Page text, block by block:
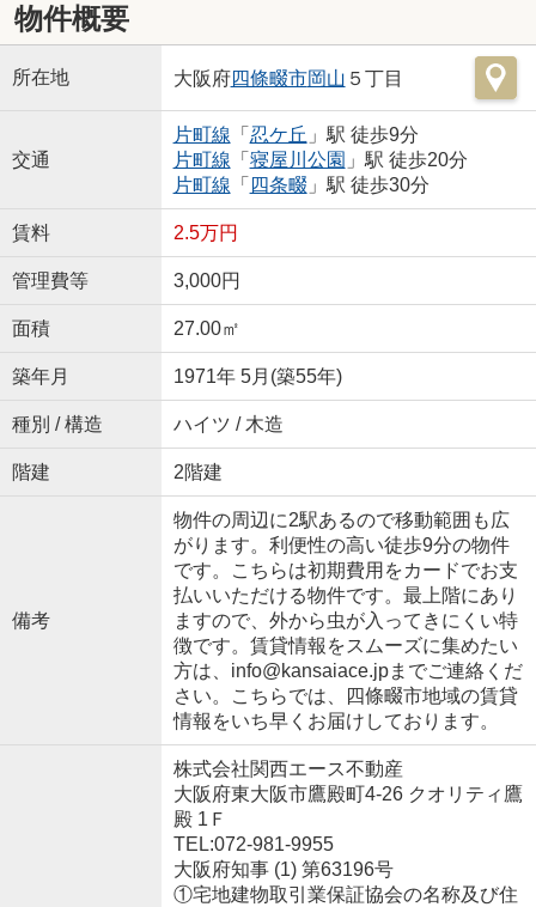
物件概要
所在地 大阪府四條畷市岡山 ５丁目
交通
片町線 「 忍ケ丘 」駅 徒歩9分
片町線 「 寝屋川公園 」駅 徒歩20分
片町線 「 四条畷」駅 徒歩30分
賃料 2.5万円
管理費等 3,000円
面積 27.00㎡
築年月 1971年 5月(築55年)
種別 / 構造 ハイツ / 木造
階建 2階建
備考
物件の周辺に2駅あるので移動範囲も広
がります。利便性の高い徒歩9分の物件
です。こちらは初期費用をカードでお支
払いいただける物件です。最上階にあり
ますので、外から虫が入ってきにくい特
徴です。賃貸情報をスムーズに集めたい
方は、info@kansaiace.jpまでご連絡くだ
さい。こちらでは、四條畷市地域の賃貸
情報をいち早くお届けしております。
株式会社関西エース不動産
大阪府東大阪市鷹殿町4-26 クオリティ鷹
殿 1Ｆ
TEL:072-981-9955
大阪府知事 (1) 第63196号
①宅地建物取引業保証協会の名称及び住